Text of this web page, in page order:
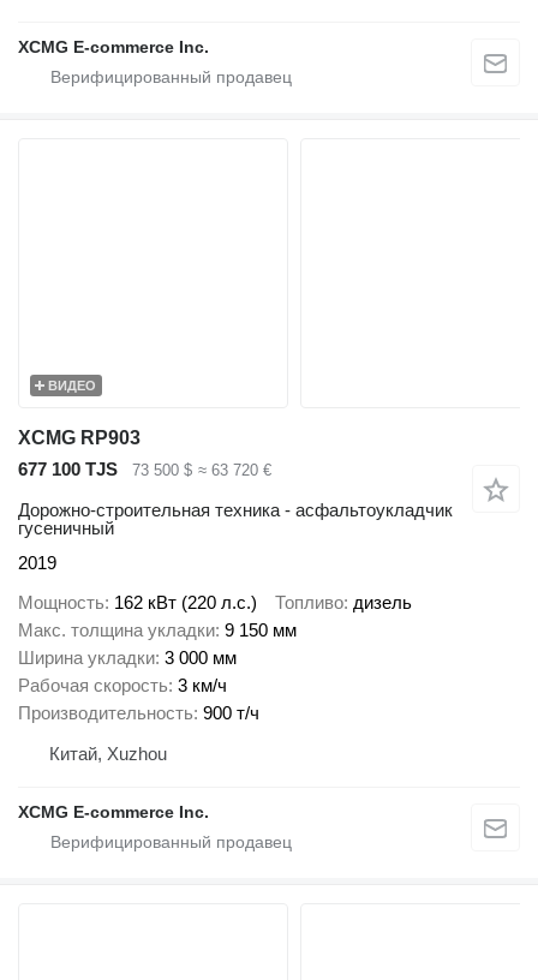
XCMG E-commerce Inc.
ВИДЕО
XCMG RP903
677 100 TJS
73 500 $ ≈ 63 720 €
Дорожно-строительная техника - асфальтоукладчик
гусеничный
2019
Мощность 162 кВт (220 л.с.) Топливо дизель
Макс. толщина укладки 9 150 мм
Ширина укладки 3 000 мм
Рабочая скорость 3 км/ч
Производительность 900 т/ч
Китай, Xuzhou
XCMG E-commerce Inc.